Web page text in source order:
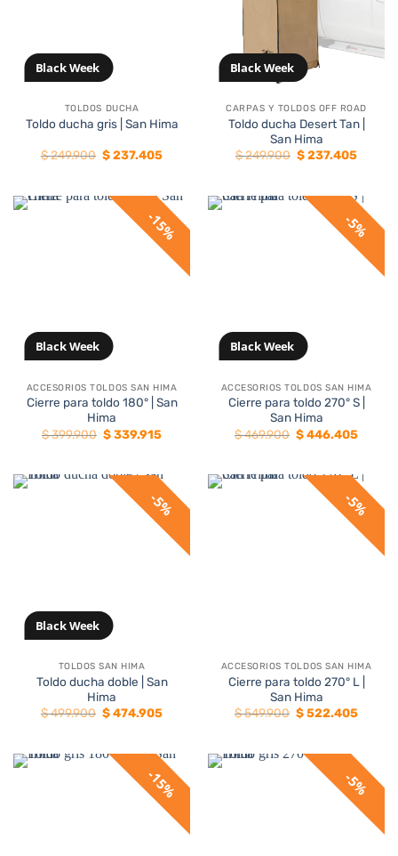
Black Week
TOLDOS DUCHA
Toldo ducha gris | San Hima
$249.900 El
precio
$ 249.900.
$237.405El
$ 237.405.
Black Week
CARPAS Y TOLDOS OFF ROAD
Toldo ducha Desert Tan |
San Hima
$249.900 El
precio
$ 249.900.
$237.405El
$
15%
Black Week
ACCESORIOS TOLDOS SAN HIMA
Cierre para toldo 180° | San
Hima
$399.900 El
precio
$ 399.900.
$339.915El
$ 339.915.
5%
Black Week
ACCESORIOS TOLDOS SAN HIMA
Cierre para toldo 270° S |
San Hima
$469.900 El
precio
$ 469.900.
$446.405El
$
5%
Black Week
TOLDOS SAN HIMA
Toldo ducha doble | San
Hima
$499.900 El
precio
$ 499.900.
$474.905El
$ 474.905.
5%
ACCESORIOS TOLDOS SAN HIMA
Cierre para toldo 270° L |
San Hima
$549.900 El
precio
$ 549.900.
$522.405El
$
15% 5%